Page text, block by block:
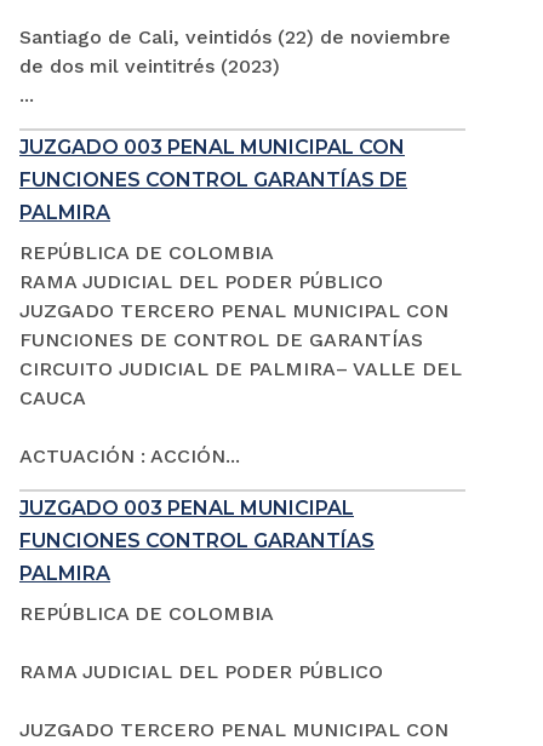
Santiago de Cali, veintidós (22) de noviembre
de dos mil veintitrés (2023)
...
JUZGADO 003 PENAL MUNICIPAL CON
FUNCIONES CONTROL GARANTÍAS DE
PALMIRA
REPÚBLICA DE COLOMBIA
RAMA JUDICIAL DEL PODER PÚBLICO
JUZGADO TERCERO PENAL MUNICIPAL CON
FUNCIONES DE CONTROL DE GARANTÍAS
CIRCUITO JUDICIAL DE PALMIRA– VALLE DEL
CAUCA
ACTUACIÓN : ACCIÓN...
JUZGADO 003 PENAL MUNICIPAL
FUNCIONES CONTROL GARANTÍAS
PALMIRA
REPÚBLICA DE COLOMBIA
RAMA JUDICIAL DEL PODER PÚBLICO
JUZGADO TERCERO PENAL MUNICIPAL CON